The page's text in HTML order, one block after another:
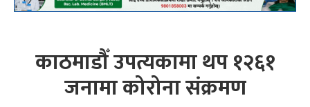
काठमाडौँ उपत्यकामा थप १२६१
जनामा कोरोना संक्रमण